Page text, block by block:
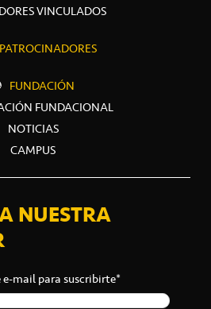
VINCULADOS
PATROCINADORES
FUNDACIÓN
FUNDACIONAL
NOTICIAS
CAMPUS
NUESTRA
mail para suscribirte*